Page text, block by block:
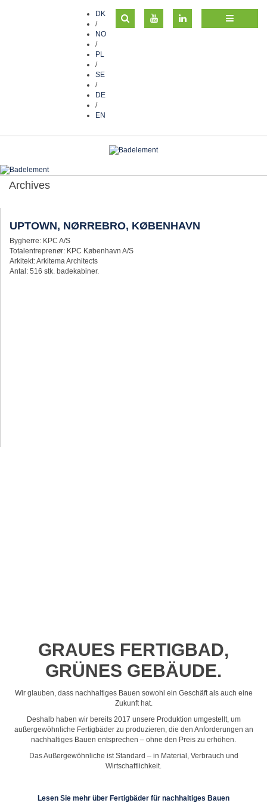
DK
/
NO
/
PL
/
SE
/
DE
/
EN
Archives
UPTOWN, NØRREBRO, KØBENHAVN
Bygherre: KPC A/S
Totalentreprenør: KPC København A/S
Arkitekt: Arkitema Architects
Antal: 516 stk. badekabiner.
GRAUES FERTIGBAD,
GRÜNES GEBÄUDE.
Wir glauben, dass nachhaltiges Bauen sowohl ein Geschäft als auch eine
Zukunft hat.
Deshalb haben wir bereits 2017 unsere Produktion umgestellt, um
außergewöhnliche Fertigbäder zu produzieren, die den Anforderungen an
nachhaltiges Bauen entsprechen – ohne den Preis zu erhöhen.
Das Außergewöhnliche ist Standard – in Material, Verbrauch und
Wirtschaftlichkeit.
Lesen Sie mehr über Fertigbäder für nachhaltiges Bauen